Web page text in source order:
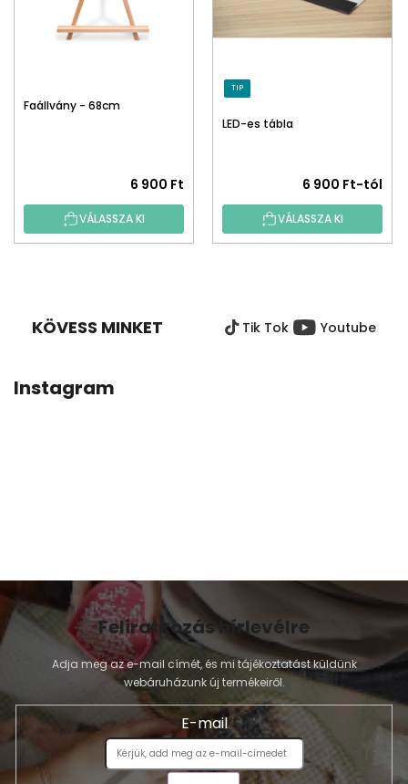
Faállvány - 68cm
6 900 Ft
VÁLASSZA KI
TIP
LED-es tábla
6 900 Ft-tól
VÁLASSZA KI
KÖVESS MINKET Tik Tok Youtube
Instagram
Feliratkozás hírlevélre
Adja meg az e-mail címét, és mi tájékoztatást küldünk
webáruházunk új termékeiről.
E-mail